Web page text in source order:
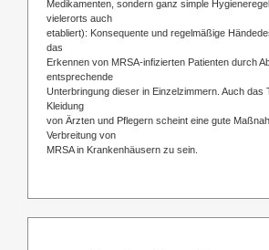
Medikamenten, sondern ganz simple
vielerorts auch
etabliert): Konsequente und regelmäßige
das
Erkennen von MRSA-infizierten Patienten durch
entsprechende
Unterbringung dieser in Einzelzimmern. Auch das
Kleidung
von Ärzten und Pflegern scheint eine gute
Verbreitung von
MRSA in Krankenhäusern zu sein.